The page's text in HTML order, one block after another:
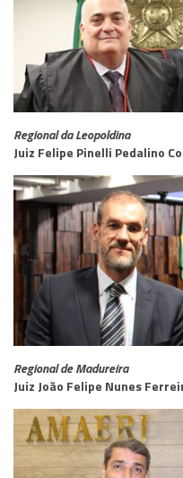
Regional da Leopoldina
Juiz Felipe Pinelli Pedalino
Regional de Madureira
Juiz João Felipe Nunes